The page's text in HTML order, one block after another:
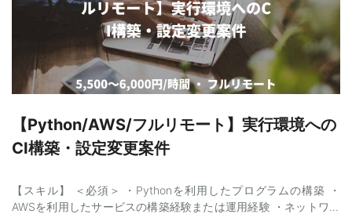
【Python/AWS/フルリモート】実行環境への
CI構築・設定変更案件
【スキル】 ＜必須＞ ・Pythonを利用したプログラムの構築 ・
AWSを利用したサービスの構築経験または運用経験 ・ネットワー